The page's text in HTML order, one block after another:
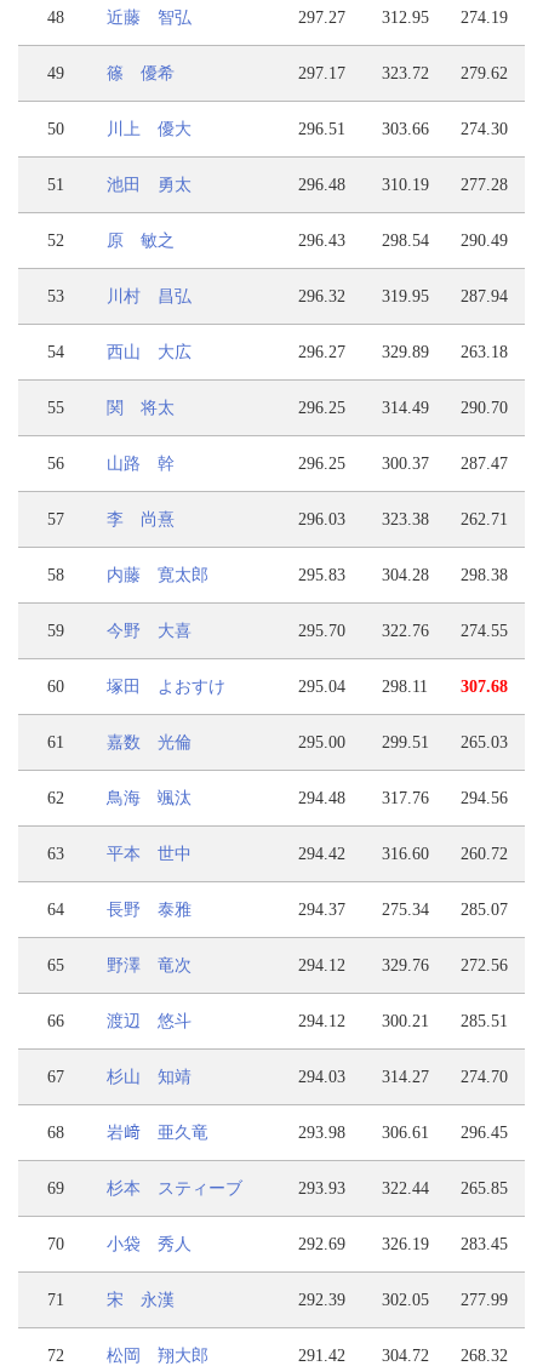
48 近藤 智弘 297.27 312.95 274.19
49 篠 優希 297.17 323.72 279.62
50 川上 優大 296.51 303.66 274.30
51 池田 勇太 296.48 310.19 277.28
52 原 敏之 296.43 298.54 290.49
53 川村 昌弘 296.32 319.95 287.94
54 西山 大広 296.27 329.89 263.18
55 関 将太 296.25 314.49 290.70
56 山路 幹 296.25 300.37 287.47
57 李 尚熹 296.03 323.38 262.71
58 内藤 寛太郎 295.83 304.28 298.38
59 今野 大喜 295.70 322.76 274.55
60 塚田 よおすけ 295.04 298.11 307.68
61 嘉数 光倫 295.00 299.51 265.03
62 鳥海 颯汰 294.48 317.76 294.56
63 平本 世中 294.42 316.60 260.72
64 長野 泰雅 294.37 275.34 285.07
65 野澤 竜次 294.12 329.76 272.56
66 渡辺 悠斗 294.12 300.21 285.51
67 杉山 知靖 294.03 314.27 274.70
68 岩﨑 亜久竜 293.98 306.61 296.45
69 杉本 スティーブ 293.93 322.44 265.85
70 小袋 秀人 292.69 326.19 283.45
71 宋 永漢 292.39 302.05 277.99
72 松岡 翔大郎 291.42 304.72 268.32